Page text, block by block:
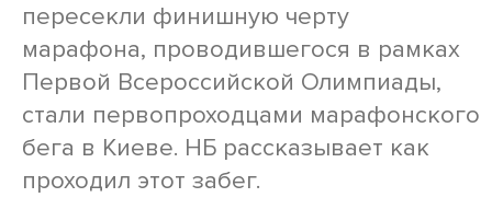
Экипировка
Женщинам
пересекли финишную черту
марафона, проводившегося в рамках
Первой Всероссийской Олимпиады,
стали первопроходцами марафонского
бега в Киеве. НБ рассказывает как
проходил этот забег.